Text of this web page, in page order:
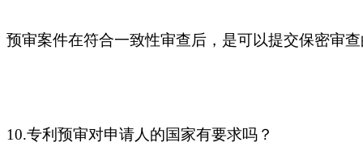
预审案件在符合一致性审查后，是可以提交保密审
10.专利预审对申请人的国家有要求吗？